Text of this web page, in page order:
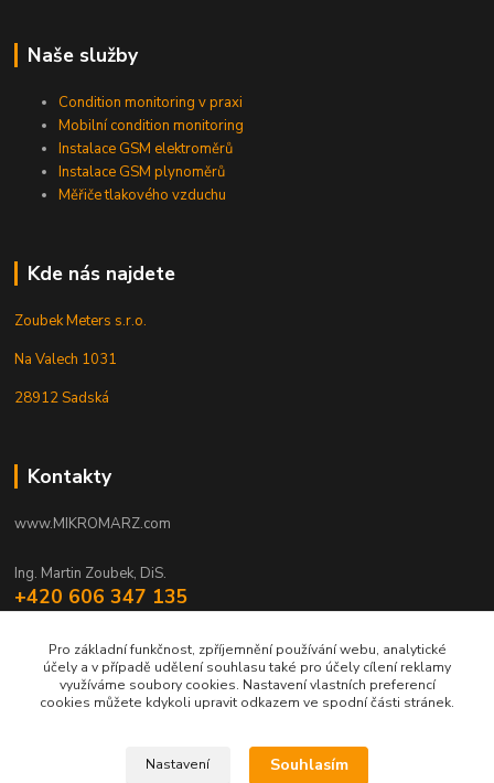
Naše služby
Condition monitoring v praxi
Mobilní condition monitoring
Instalace GSM elektroměrů
Instalace GSM plynoměrů
Měřiče tlakového vzduchu
Kde nás najdete
Zoubek Meters s.r.o.
Na Valech 1031
28912 Sadská
Kontakty
www.MIKROMARZ.com
Ing. Martin Zoubek, DiS.
+420 606 347 135
zoubek@mikromarz.cz
Pro základní funkčnost, zpříjemnění používání webu, analytické
účely a v případě udělení souhlasu také pro účely cílení reklamy
využíváme soubory cookies. Nastavení vlastních preferencí
cookies můžete kdykoli upravit odkazem ve spodní části stránek.
Nastavení Souhlasím